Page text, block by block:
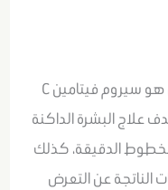
من افضل انواع سيروم بعد الديرما بن هو سيروم فيتامين C
البشرة الداكنة
الدقيقة، كذلك
الناتجة عن التعرض